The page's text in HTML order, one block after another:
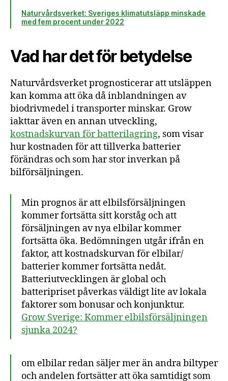
Naturvårdsverket: Sveriges klimatutsläpp minskade
med fem procent under 2022
Vad har det för betydelse
Naturvårdsverket prognosticerar att utsläppen
kan komma att öka då inblandningen av
biodrivmedel i transporter minskar. Grow
iakttar även en annan utveckling,
kostnadskurvan för batterilagring, som visar
hur kostnaden för att tillverka batterier
förändras och som har stor inverkan på
bilförsäljningen.
Min prognos är att elbilsförsäljningen
kommer fortsätta sitt korståg och att
försäljningen av nya elbilar kommer
fortsätta öka. Bedömningen utgår ifrån en
faktor, att kostnadskurvan för elbilar/
batterier kommer fortsätta nedåt.
Batteriutvecklingen är global och
batteripriset påverkas väldigt lite av lokala
faktorer som bonusar och konjunktur.
Grow Sverige: Kommer elbilsförsäljningen
sjunka 2024?
om elbilar redan säljer mer än andra biltyper
och andelen fortsätter att öka samtidigt som